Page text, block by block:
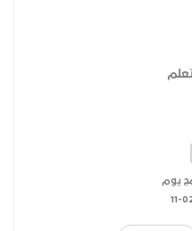
يوم
11-